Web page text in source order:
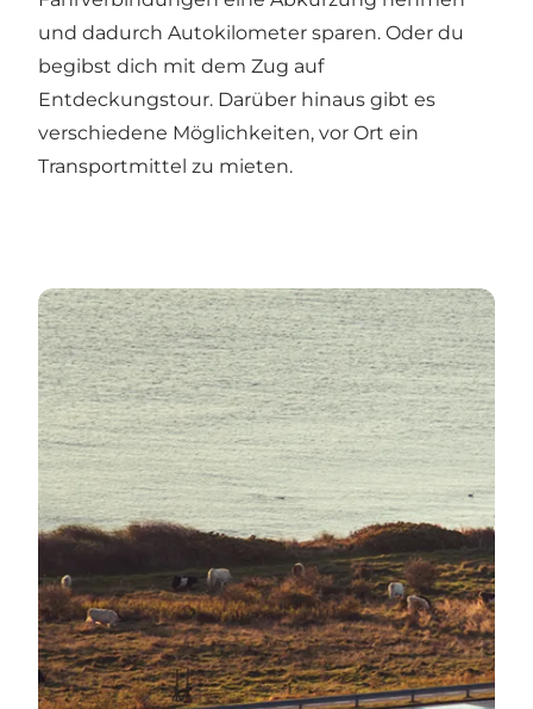
und dadurch Autokilometer sparen. Oder du
begibst dich mit dem Zug auf
Entdeckungstour. Darüber hinaus gibt es
verschiedene Möglichkeiten, vor Ort ein
Transportmittel zu mieten.
Reise gemeinsam mit NT und entdecke ganz